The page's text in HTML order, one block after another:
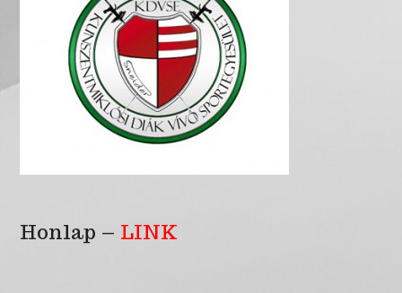
Honlap – LINK